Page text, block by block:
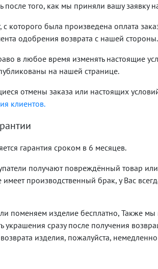
после того, как мы приняли вашу заявку
с которого была произведена оплата
одобрения возврата с нашей стороны.
в любое время изменять настоящие
на нашей странице.
отмены заказа или настоящих
клиентов.
гарантия сроком в 6 месяцев.
получают повреждённый товар
производственный брак, у Вас
поменяем изделие бесплатно, Также
украшения сразу после получения
изделия, пожалуйста, немедленно